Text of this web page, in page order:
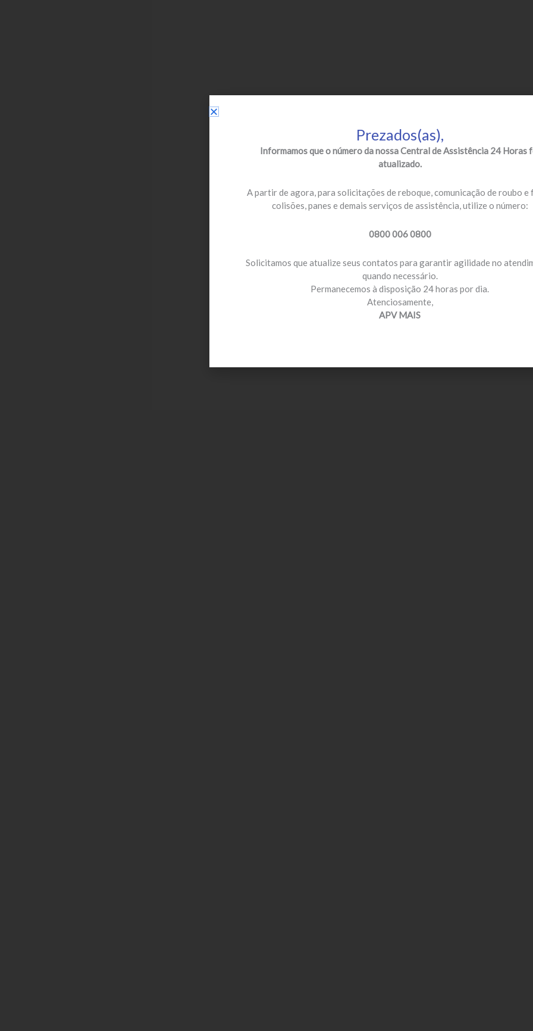
Prezados(as),
Informamos que o número da nossa Central de Assistência 24 Horas
atualizado.
A partir de agora, para solicitações de reboque, comunicação de roubo e
colisões, panes e demais serviços de assistência, utilize o número:
0800 006 0800
Solicitamos que atualize seus contatos para garantir agilidade no
quando necessário.
Permanecemos à disposição 24 horas por dia.
Atenciosamente,
APV MAIS